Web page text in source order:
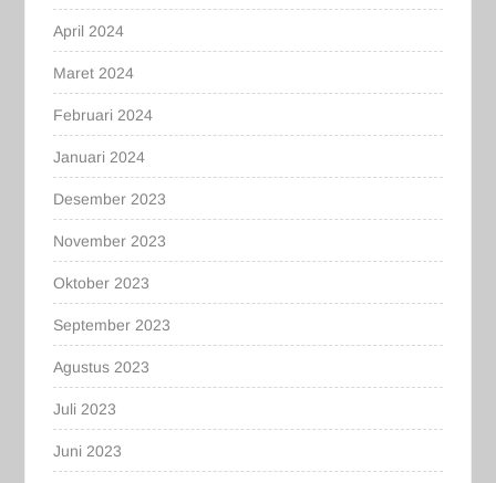
April 2024
Maret 2024
Februari 2024
Januari 2024
Desember 2023
November 2023
Oktober 2023
September 2023
Agustus 2023
Juli 2023
Juni 2023